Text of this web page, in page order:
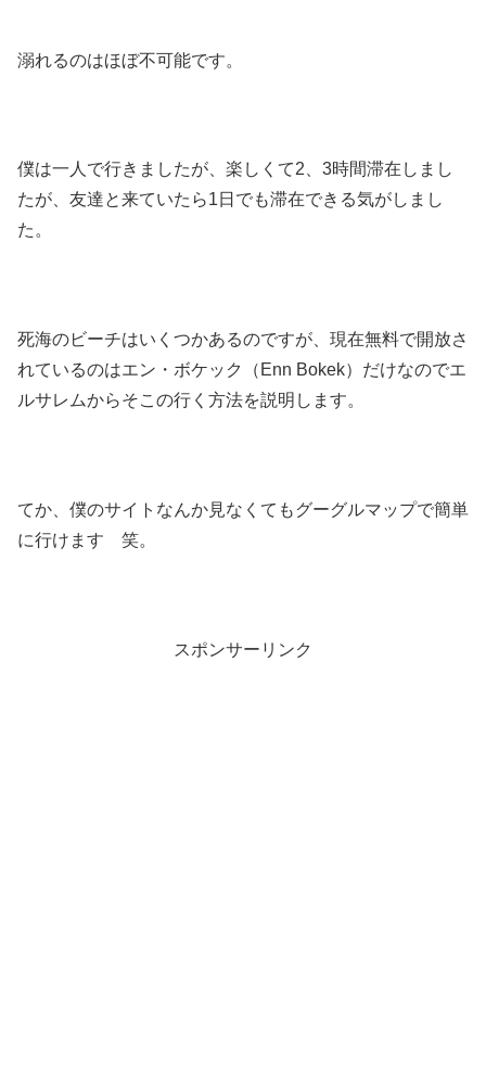
溺れるのはほぼ不可能です。
僕は一人で行きましたが、楽しくて2、3時間滞在しまし
たが、友達と来ていたら1日でも滞在できる気がしまし
た。
死海のビーチはいくつかあるのですが、現在無料で開放さ
れているのはエン・ボケック（Enn Bokek）だけなのでエ
ルサレムからそこの行く方法を説明します。
てか、僕のサイトなんか見なくてもグーグルマップで簡単
に行けます 笑。
スポンサーリンク